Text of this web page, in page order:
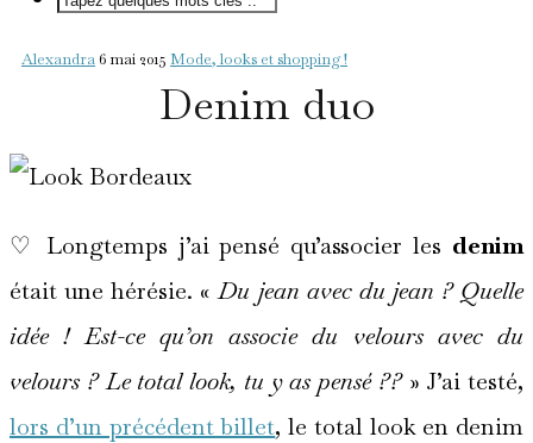
Alexandra 6 mai 2015 Mode, looks et shopping !
Denim duo
♡ Longtemps j’ai pensé qu’associer les denim
était une hérésie. «Du jean avec du jean ? Quelle
idée ! Est-ce qu’on associe du velours avec du
velours ? Le total look, tu y as pensé ??» J’ai testé,
lors d’un précédent billet, le total look en denim